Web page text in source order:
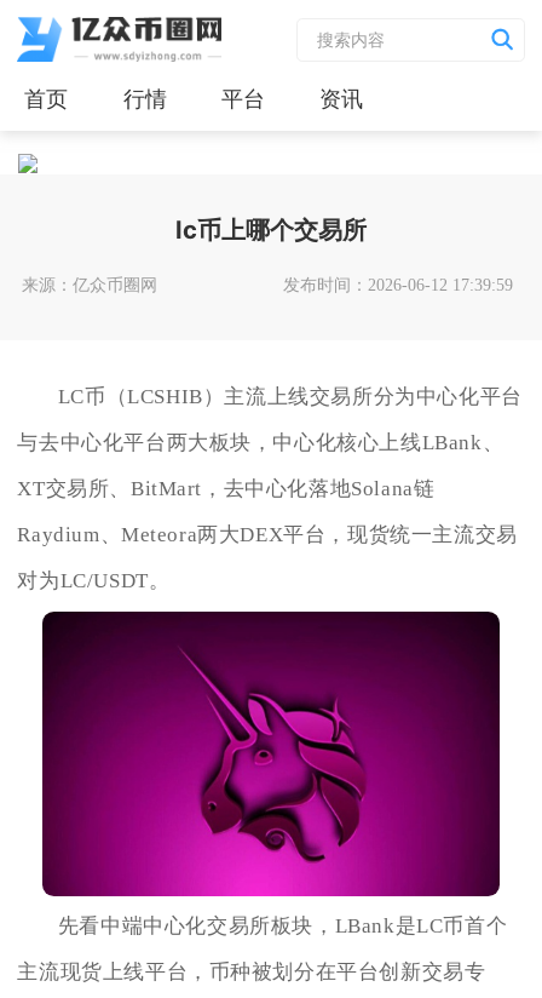
首页 行情 平台 资讯
lc币上哪个交易所
来源：亿众币圈网 发布时间：2026-06-12 17:39:59
LC币（LCSHIB）主流上线交易所分为中心化平台
与去中心化平台两大板块，中心化核心上线LBank、
XT交易所、BitMart，去中心化落地Solana链
Raydium、Meteora两大DEX平台，现货统一主流交易
对为LC/USDT。
先看中端中心化交易所板块，LBank是LC币首个
主流现货上线平台，币种被划分在平台创新交易专